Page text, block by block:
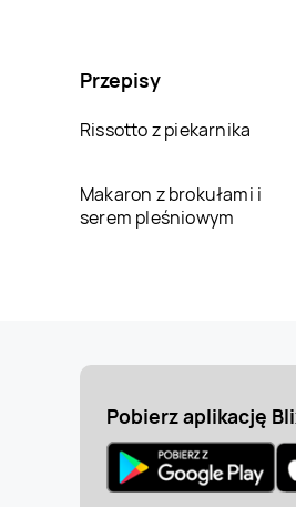
Przepisy
Rissotto z piekarnika
Makaron z brokułami i
serem pleśniowym
Pobierz aplikację